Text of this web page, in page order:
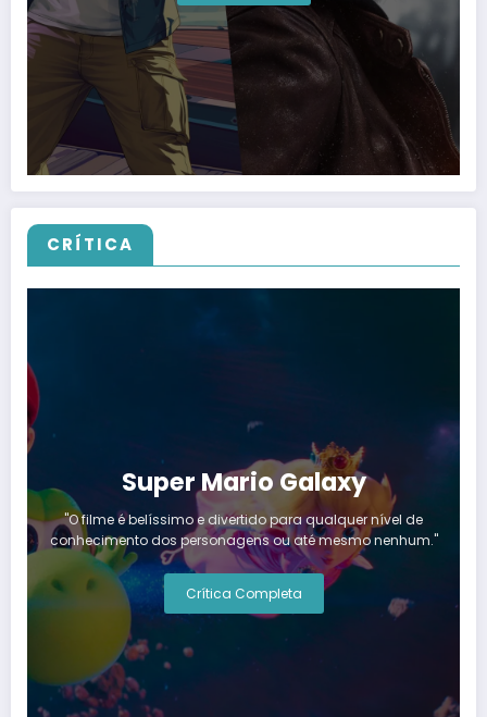
CRÍTICA
Super Mario Galaxy
"O filme é belíssimo e divertido para qualquer nível de
conhecimento dos personagens ou até mesmo nenhum."
Crítica Completa